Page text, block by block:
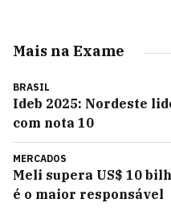
Mais na Exame
BRASIL
Ideb 2025: Nordeste
com nota 10
MERCADOS
Meli supera US$ 10
é o maior responsável